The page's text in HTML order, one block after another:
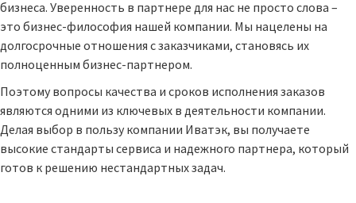
бизнеса. Уверенность в партнере для нас не просто слова –
это бизнес-философия нашей компании. Мы нацелены на
долгосрочные отношения с заказчиками, становясь их
полноценным бизнес-партнером.
Поэтому вопросы качества и сроков исполнения заказов
являются одними из ключевых в деятельности компании.
Делая выбор в пользу компании Иватэк, вы получаете
высокие стандарты сервиса и надежного партнера, который
готов к решению нестандартных задач.